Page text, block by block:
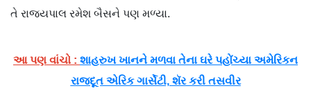
તે રાજ્યપાલ રમેશ બૈસને પણ મળ્યા.
આ પણ વાંચો : શાહરુખ ખાનને મળવા તેના ઘરે પહોંચ્યા અમેરિકન
રાજદૂત એરિક ગાર્સેટી, શૅર કરી તસવીર